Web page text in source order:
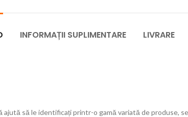
INFORMAȚII SUPLIMENTARE LIVRARE
să le identificați printr-o gamă variată de produse,